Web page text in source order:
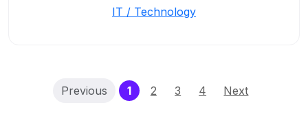
IT / Technology
Previous 1(current)
2 3 4 Next